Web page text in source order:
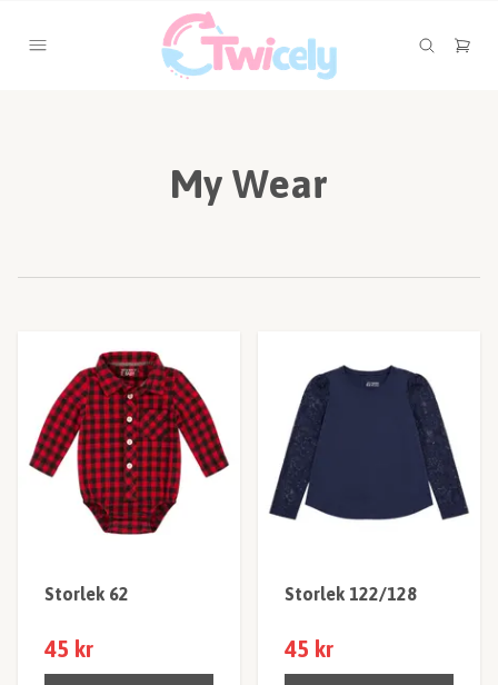
My Wear
Storlek 62
45 kr
Storlek 122/128
45 kr